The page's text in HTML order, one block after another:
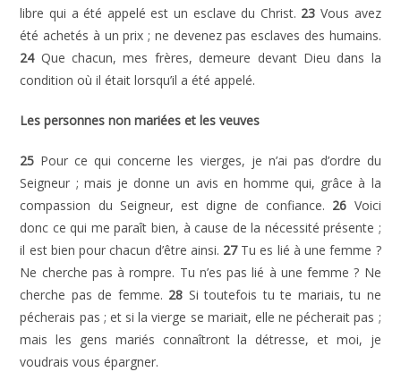
libre qui a été appelé est un esclave du Christ. 23 Vous avez
été achetés à un prix ; ne devenez pas esclaves des humains.
24Que chacun, mes frères, demeure devant Dieu dans la
condition où il était lorsqu’il a été appelé.
Les personnes non mariées et les veuves
25 Pour ce qui concerne les vierges, je n’ai pas d’ordre du
Seigneur ; mais je donne un avis en homme qui, grâce à la
compassion du Seigneur, est digne de confiance. 26 Voici
donc ce qui me paraît bien, à cause de la nécessité présente ;
il est bien pour chacun d’être ainsi. 27Tu es lié à une femme ?
Ne cherche pas à rompre. Tu n’es pas lié à une femme ? Ne
cherche pas de femme. 28 Si toutefois tu te mariais, tu ne
pécherais pas ; et si la vierge se mariait, elle ne pécherait pas ;
mais les gens mariés connaîtront la détresse, et moi, je
voudrais vous épargner.